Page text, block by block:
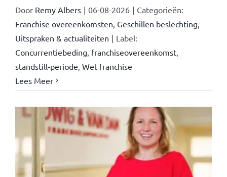
Door Remy Albers | 06-08-2026 | Categorieën:
Franchise overeenkomsten, Geschillen beslechting,
Uitspraken & actualiteiten | Label:
Concurrentiebeding, franchiseovereenkomst,
standstill-periode, Wet franchise
Lees Meer